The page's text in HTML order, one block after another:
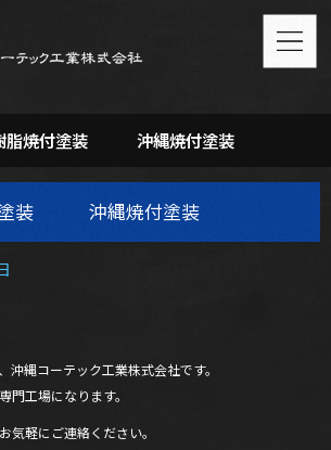
脂焼付塗装 沖縄焼付塗装
塗装 沖縄焼付塗装
沖縄コーテック工業株式会社です。
門工場になります。
軽にご連絡ください。